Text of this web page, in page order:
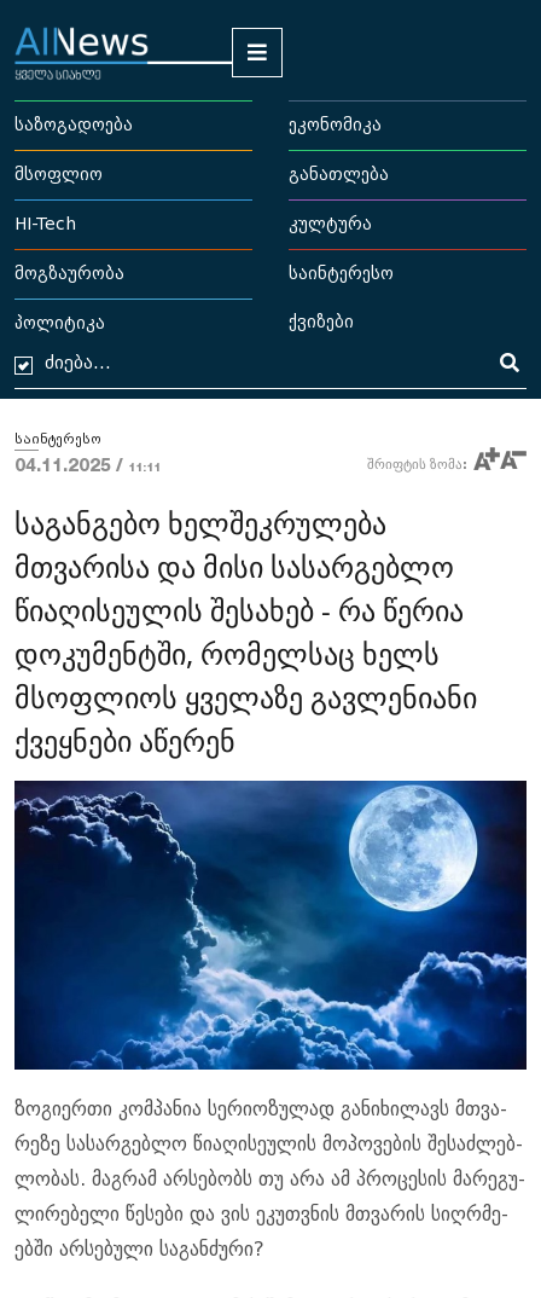
საზოგადოება ეკონომიკა
მსოფლიო განათლება
HI-Tech კულტურა
მოგზაურობა საინტერესო
პოლიტიკა ქვიზები
საინტერესო
04.11.2025 / 11:11 შრიფტის ზომა:
საგანგებო ხელშეკრულება
მთვარისა და მისი სასარგებლო
წიაღისეულის შესახებ - რა წერია
დოკუმენტში, რომელსაც ხელს
მსოფლიოს ყველაზე გავლენიანი
ქვეყნები აწერენ
ზო­გი­ერ­თი კომ­პა­ნია სე­რი­ო­ზუ­ლად გა­ნი­ხი­ლავს მთვა­
რე­ზე სა­სარ­გებ­ლო წი­ა­ღი­სე­უ­ლის მო­პო­ვე­ბის შე­საძ­ლებ­
ლო­ბას. მაგ­რამ არ­სე­ბობს თუ არა ამ პრო­ცე­სის მა­რე­გუ­
ლი­რე­ბე­ლი წე­სე­ბი და ვის ეკუთ­ვნის მთვა­რის სიღ­რმე­
ებ­ში არ­სე­ბუ­ლი სა­გან­ძუ­რი?